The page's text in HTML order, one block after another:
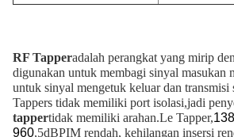
RF Tapperadalah perangkat yang mirip
digunakan untuk membagi sinyal masukan
untuk sinyal mengetuk keluar dan transmisi
Tappers tidak memiliki port isolasi,jadi
tappertidak memiliki arahan.Le Tapper,
960,5dBPIM rendah, kehilangan insersi